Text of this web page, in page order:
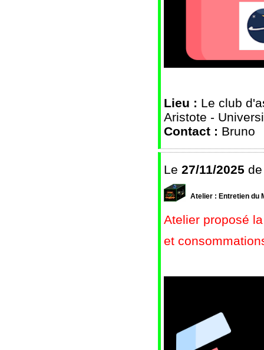
Lieu : Le club
Aristote -
Contact : Bruno
Le 27/11/2025
Atelier : Entretien du
Atelier proposé
et